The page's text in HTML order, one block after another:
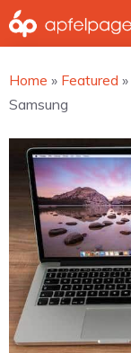
Zum
Inhalt
Home » Featured »
Samsung